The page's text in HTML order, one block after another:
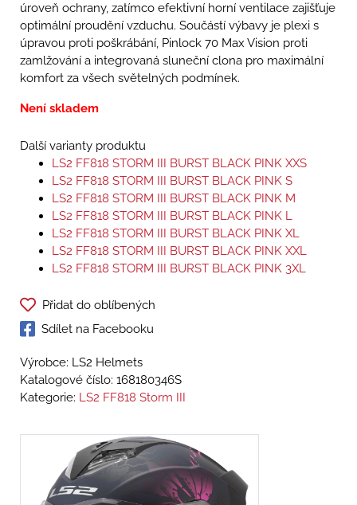
úroveň ochrany, zatímco efektivní horní ventilace zajišťuje
optimální proudění vzduchu. Součástí výbavy je plexi s
úpravou proti poškrábání, Pinlock 70 Max Vision proti
zamlžování a integrovaná sluneční clona pro maximální
komfort za všech světelných podmínek.
Není skladem
Další varianty produktu
LS2 FF818 STORM III BURST BLACK PINK XXS
LS2 FF818 STORM III BURST BLACK PINK S
LS2 FF818 STORM III BURST BLACK PINK M
LS2 FF818 STORM III BURST BLACK PINK L
LS2 FF818 STORM III BURST BLACK PINK XL
LS2 FF818 STORM III BURST BLACK PINK XXL
LS2 FF818 STORM III BURST BLACK PINK 3XL
Přidat do oblíbených
Sdílet na Facebooku
Výrobce: LS2 Helmets
Katalogové číslo: 168180346S
Kategorie: LS2 FF818 Storm III